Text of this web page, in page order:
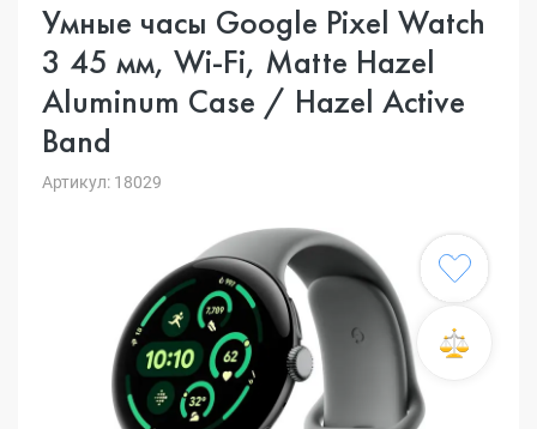
Умные часы Google Pixel Watch
3 45 мм, Wi-Fi, Matte Hazel
Aluminum Case / Hazel Active
Band
Артикул: 18029